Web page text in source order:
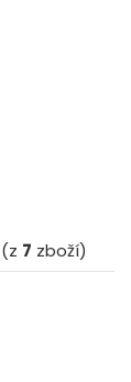
(z 7 zboží)